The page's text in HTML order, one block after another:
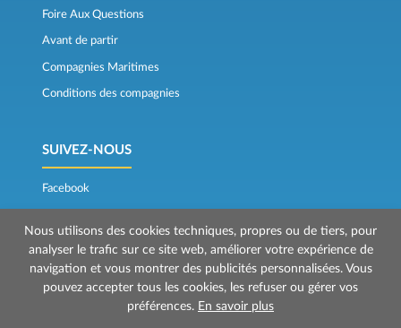
Foire Aux Questions
Avant de partir
Compagnies Maritimes
Conditions des compagnies
SUIVEZ-NOUS
Facebook
Nous utilisons des cookies techniques, propres ou de tiers, pour
analyser le trafic sur ce site web, améliorer votre expérience de
navigation et vous montrer des publicités personnalisées. Vous
pouvez accepter tous les cookies, les refuser ou gérer vos
préférences. En savoir plus